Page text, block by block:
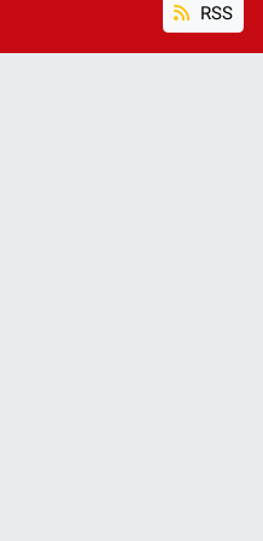
RSS